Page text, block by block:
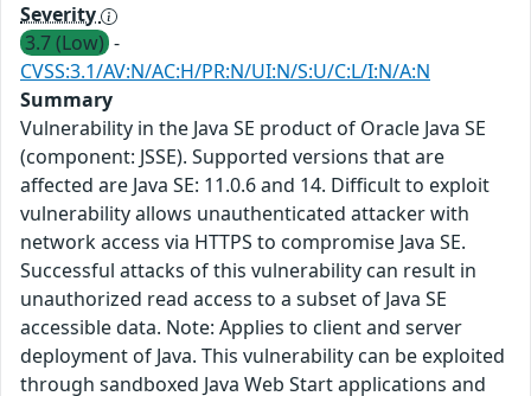
Severity
3.7 (Low) -
CVSS:3.1/AV:N/AC:H/PR:N/UI:N/S:U/C:L/I:N/A:N
Summary
Vulnerability in the Java SE product of Oracle Java SE
(component: JSSE). Supported versions that are
affected are Java SE: 11.0.6 and 14. Difficult to exploit
vulnerability allows unauthenticated attacker with
network access via HTTPS to compromise Java SE.
Successful attacks of this vulnerability can result in
unauthorized read access to a subset of Java SE
accessible data. Note: Applies to client and server
deployment of Java. This vulnerability can be exploited
through sandboxed Java Web Start applications and